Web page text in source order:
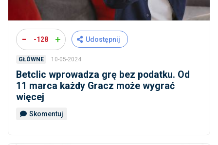
- -128 + Udostępnij
GŁÓWNE 10-05-2024
Betclic wprowadza grę bez podatku. Od
11 marca każdy Gracz może wygrać
więcej
Skomentuj